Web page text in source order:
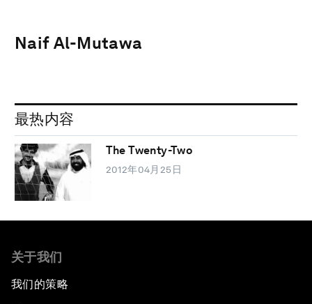
Naif Al-Mutawa
最热内容
The Twenty-Two
2012年04月25日
关于我们
我们的策略